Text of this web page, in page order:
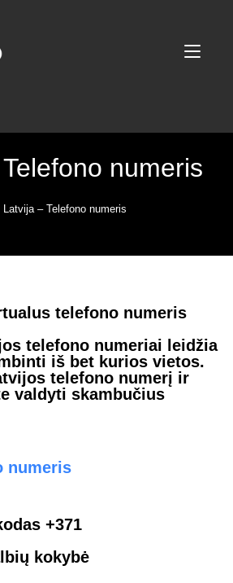
numeris
Latvija – Telefono numeris
telefono numeris
telefono numeriai leidžia
iš bet kurios vietos.
telefono numerį ir
valdyti skambučius
numeris
+371
kokybė